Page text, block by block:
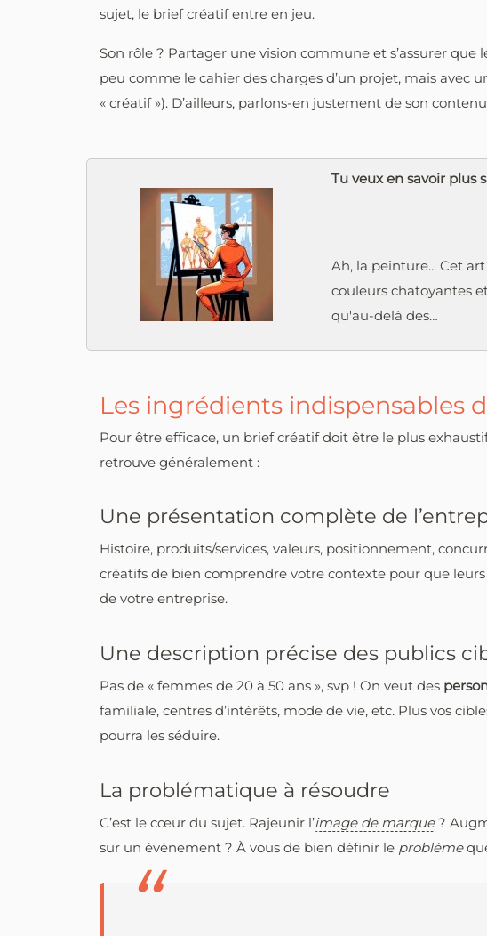
sujet, le brief créatif entre en jeu.
Son rôle ? Partager une vision commune et s’assurer que
peu comme le cahier des charges d’un projet, mais avec
« créatif »). D’ailleurs, parlons-en justement de son
Tu veux en savoir plus
Ah, la peinture... Cet
couleurs chatoyantes
qu'au-delà des…
Les ingrédients indispensables
Pour être efficace, un brief créatif doit être le plus
retrouve généralement :
Une présentation complète de
Histoire, produits/services, valeurs, positionnement,
créatifs de bien comprendre votre contexte pour que
de votre entreprise.
Une description précise des publics
Pas de « femmes de 20 à 50 ans », svp ! On veut des
familiale, centres d’intérêts, mode de vie, etc. Plus vos
pourra les séduire.
La problématique à résoudre
C’est le cœur du sujet. Rajeunir l’image de marque?
sur un événement ? À vous de bien définir le problème